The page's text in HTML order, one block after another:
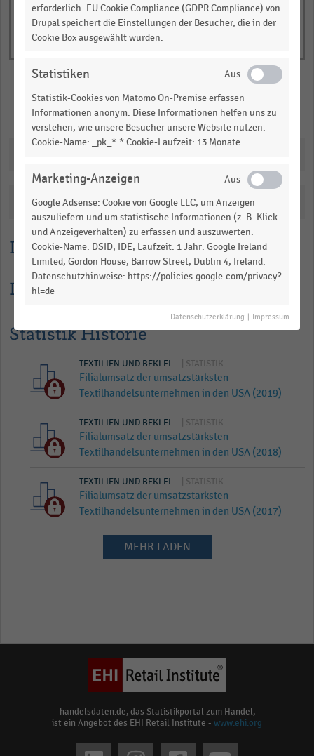
Lesehilfe
Informationen zur Statistik
Millionen
US-
Range:
1.07835.
Merken Teilen
Katalogisierung
Statistik Historie
TEXTILIEN UND BEKLEI ... | STATISTIK
Filialumsatz der umsatzstärksten
Textilhandelsunternehmen in den USA (2019)
TEXTILIEN UND BEKLEI ... | STATISTIK
Filialumsatz der umsatzstärksten
Textilhandelsunternehmen in den USA (2018)
TEXTILIEN UND BEKLEI ... | STATISTIK
Filialumsatz der umsatzstärksten
Textilhandelsunternehmen in den USA (2017)
MEHR LADEN
handelsdaten.de, das Statistikportal zum Handel,
ist ein Angebot des EHI Retail Institute - www.ehi.org
erforderlich. EU Cookie Compliance (GDPR Compliance) von
Drupal speichert die Einstellungen der Besucher, die in der
Cookie Box ausgewählt wurden.
Statistiken
Statistik-Cookies von Matomo On-Premise erfassen
Informationen anonym. Diese Informationen helfen uns zu
verstehen, wie unsere Besucher unsere Website nutzen.
Cookie-Name: _pk_*.* Cookie-Laufzeit: 13 Monate
Marketing-Anzeigen
Google Adsense: Cookie von Google LLC, um Anzeigen
auszuliefern und um statistische Informationen (z. B. Klick-
und Anzeigeverhalten) zu erfassen und auszuwerten.
Cookie-Name: DSID, IDE, Laufzeit: 1 Jahr. Google Ireland
Limited, Gordon House, Barrow Street, Dublin 4, Ireland.
Datenschutzhinweise: https://policies.google.com/privacy?
hl=de
Datenschutzerklärung Impressum